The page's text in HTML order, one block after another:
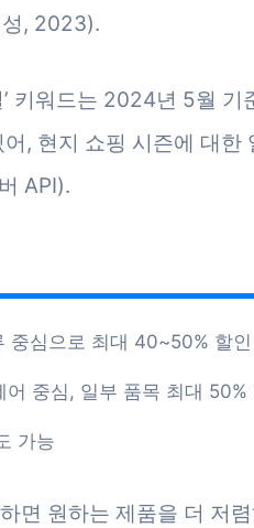
성, 2023).
키워드는 2024년 5월 기
, 현지 쇼핑 시즌에 대한
API).
중심으로 최대 40~50% 할인
어 중심, 일부 품목 최대 50%
가능
면 원하는 제품을 더 저렴